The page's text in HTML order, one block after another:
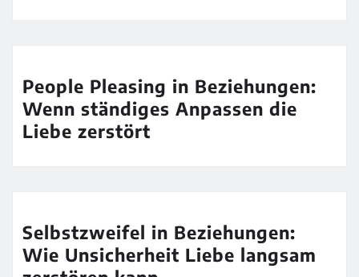
People Pleasing in Beziehungen:
Wenn ständiges Anpassen die
Liebe zerstört
Selbstzweifel in Beziehungen:
Wie Unsicherheit Liebe langsam